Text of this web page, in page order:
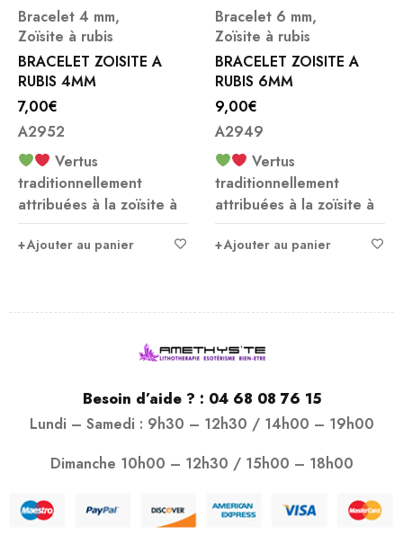
Bracelet 4 mm,
Zoïsite à rubis
BRACELET ZOISITE A
RUBIS 4MM
7,00€
A2952
Vertus
traditionnellement
attribuées à la zoïsite à
Ajouter au panier
Bracelet 6 mm,
Zoïsite à rubis
BRACELET ZOISITE A
RUBIS 6MM
9,00€
A2949
Vertus
traditionnellement
attribuées à la zoïsite à
Ajouter au panier
Besoin d’aide ? : 04 68 08 76 15
Lundi – Samedi : 9h30 – 12h30 / 14h00 – 19h00
Dimanche 10h00 – 12h30 / 15h00 – 18h00